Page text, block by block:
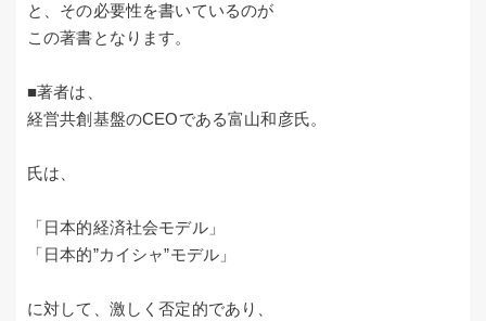
と、その必要性を書いているのが
この著書となります。
■著者は、
経営共創基盤のCEOである富山和彦氏。
氏は、
「日本的経済社会モデル」
「日本的”カイシャ”モデル」
に対して、激しく否定的であり、